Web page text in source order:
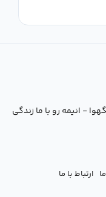
- انیمه رو با ما زندگی
ارتباط با ما